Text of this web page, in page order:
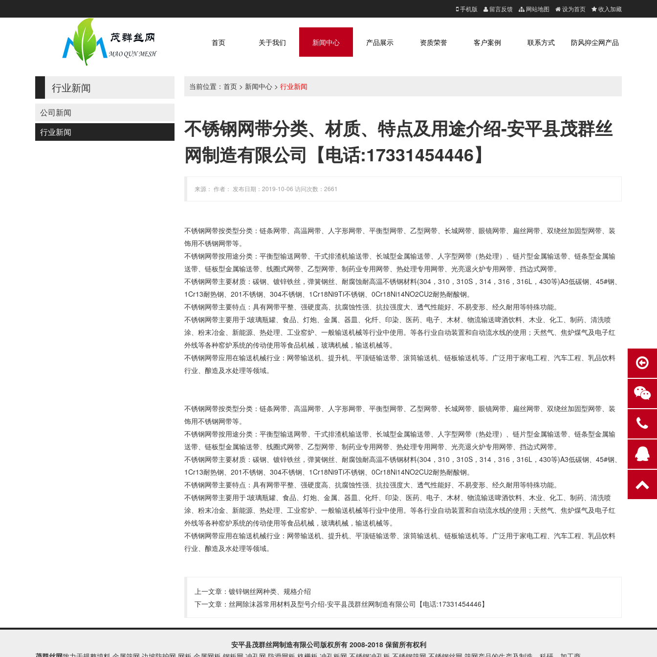
手机版 留言反馈 网站地图 设为首页 收入加藏
防风抑尘网产品
联系方式
客户案例
资质荣誉
产品展示
新闻中心
关于我们
首页
行业新闻
公司新闻
行业新闻
当前位置： 首页 > 新闻中心 > 行业新闻
不锈钢网带分类、材质、特点及用途介绍-安平县茂群丝
网制造有限公司【电话:17331454446】
来源： 作者： 发布日期：2019-10-06 访问次数：2661
不锈钢网带按类型分类：链条网带、高温网带、人字形网带、平衡型网带、乙型网带、长城网带、眼镜网带、扁丝网带、双绕丝加固型网带、装
饰用不锈钢网带等。
不锈钢网带按用途分类：平衡型输送网带、干式排渣机输送带、长城型金属输送带、人字型网带（热处理）、链片型金属输送带、链条型金属输
送带、链板型金属输送带、线圈式网带、乙型网带、制药业专用网带、热处理专用网带、光亮退火炉专用网带、挡边式网带。
不锈钢网带主要材质：碳钢、镀锌铁丝，弹簧钢丝、耐腐蚀耐高温不锈钢材料(304，310，310S，314，316，316L，430等)A3低碳钢、45#钢、
1Cr13耐热钢、201不锈钢、304不锈钢、1Cr18Ni9Ti不锈钢、0Cr18Ni14NO2CU2耐热耐酸钢。
不锈钢网带主要特点：具有网带平整、强硬度高、抗腐蚀性强、抗拉强度大、透气性能好、不易变形、经久耐用等特殊功能。
不锈钢网带主要用于∶玻璃瓶罐、食品、灯炮、金属、器皿、化纤、印染、医药、电子、木材、物流输送啤酒饮料、木业、化工、制药、清洗喷
涂、粉末冶金、新能源、热处理、工业窑炉、一般输送机械等行业中使用。等各行业自动装置和自动流水线的使用；天然气、焦炉煤气及电子红
外线等各种窑炉系统的传动使用等食品机械，玻璃机械，输送机械等。
不锈钢网带应用在输送机械行业：网带输送机、提升机、平顶链输送带、滚筒输送机、链板输送机等。广泛用于家电工程、汽车工程、乳品饮料
行业、酿造及水处理等领域。
不锈钢网带按类型分类：链条网带、高温网带、人字形网带、平衡型网带、乙型网带、长城网带、眼镜网带、扁丝网带、双绕丝加固型网带、装
饰用不锈钢网带等。
不锈钢网带按用途分类：平衡型输送网带、干式排渣机输送带、长城型金属输送带、人字型网带（热处理）、链片型金属输送带、链条型金属输
送带、链板型金属输送带、线圈式网带、乙型网带、制药业专用网带、热处理专用网带、光亮退火炉专用网带、挡边式网带。
不锈钢网带主要材质：碳钢、镀锌铁丝，弹簧钢丝、耐腐蚀耐高温不锈钢材料(304，310，310S，314，316，316L，430等)A3低碳钢、45#钢、
1Cr13耐热钢、201不锈钢、304不锈钢、1Cr18Ni9Ti不锈钢、0Cr18Ni14NO2CU2耐热耐酸钢。
不锈钢网带主要特点：具有网带平整、强硬度高、抗腐蚀性强、抗拉强度大、透气性能好、不易变形、经久耐用等特殊功能。
不锈钢网带主要用于∶玻璃瓶罐、食品、灯炮、金属、器皿、化纤、印染、医药、电子、木材、物流输送啤酒饮料、木业、化工、制药、清洗喷
涂、粉末冶金、新能源、热处理、工业窑炉、一般输送机械等行业中使用。等各行业自动装置和自动流水线的使用；天然气、焦炉煤气及电子红
外线等各种窑炉系统的传动使用等食品机械，玻璃机械，输送机械等。
不锈钢网带应用在输送机械行业：网带输送机、提升机、平顶链输送带、滚筒输送机、链板输送机等。广泛用于家电工程、汽车工程、乳品饮料
行业、酿造及水处理等领域。
上一文章： 镀锌钢丝网种类、规格介绍
下一文章： 丝网除沫器常用材料及型号介绍-安平县茂群丝网制造有限公司【电话:17331454446】
安平县茂群丝网制造有限公司版权所有 2008-2018 保留所有权利